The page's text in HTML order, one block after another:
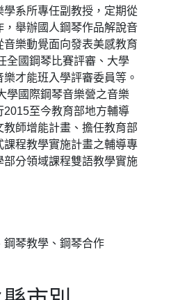
系所專任副教授，定期從
舉辦國人鋼琴作品解說音
樂動覺面向發表美感教育
全國鋼琴比賽評審、大學
才能班入學評審委員等。
學國際鋼琴音樂營之音樂
至今教育部地方輔導
師增能計畫、擔任教育部
課程教學實施計畫之輔導專
部分領域課程雙語教學實施
鋼琴教學、鋼琴合作